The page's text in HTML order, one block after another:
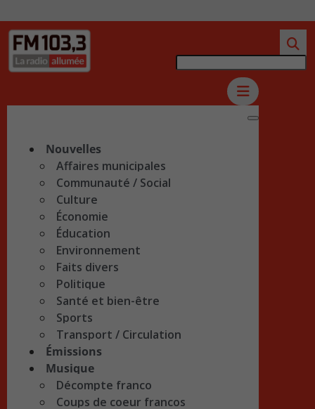
Nouvelles
Affaires municipales
Communauté / Social
Culture
Économie
Éducation
Environnement
Faits divers
Politique
Santé et bien-être
Sports
Transport / Circulation
Émissions
Musique
Décompte franco
Coups de coeur francos